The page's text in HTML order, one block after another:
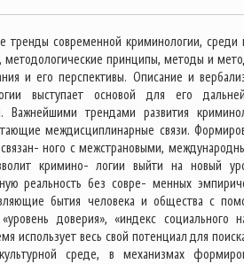
тренды современной криминологии, среди
принципы, методы и
и его перспективы. Описание и
выступает основой для его
Важнейшими трендами развития
междисциплинарные связи.
ного с межстрановыми,
кримино- логии выйти на новый
реальность без совре- менных
бытия человека и общества с
доверия», «индекс социального
использует весь свой потенциал для
среде, в механизмах